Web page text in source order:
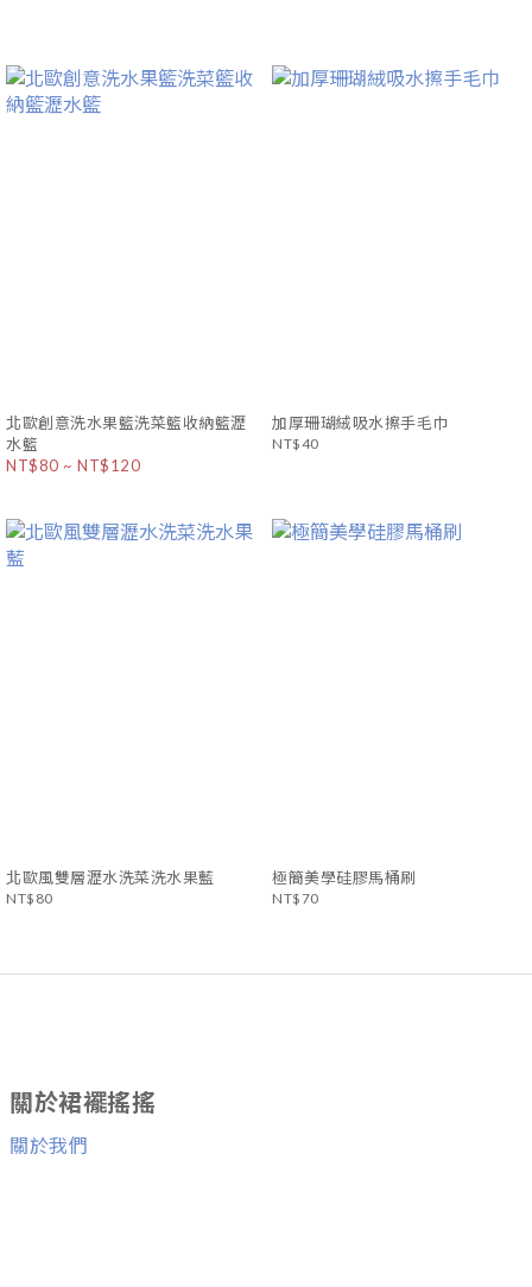
北歐創意洗水果籃洗菜籃收納籃瀝
水籃
NT$80 ~ NT$120
加厚珊瑚絨吸水擦手毛巾
NT$40
北歐風雙層瀝水洗菜洗水果藍
NT$80
極簡美學硅膠馬桶刷
NT$70
關於裙襬搖搖
關於我們